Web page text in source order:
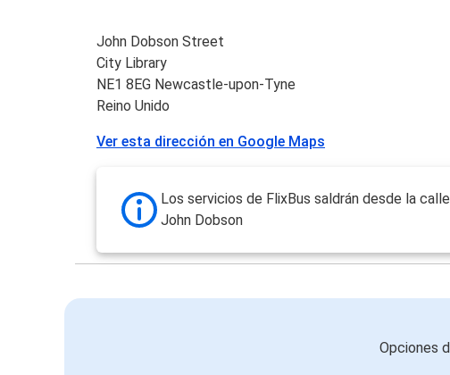
John Dobson Street
City Library
NE1 8EG Newcastle-upon-Tyne
Reino Unido
Ver esta dirección en Google Maps
Los servicios de FlixBus saldrán desde la calle
John Dobson
Opciones